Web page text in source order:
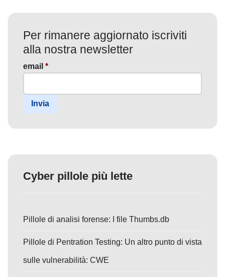
Per rimanere aggiornato iscriviti
alla nostra newsletter
email *
Invia
Cyber pillole più lette
Pillole di analisi forense: I file Thumbs.db
Pillole di Pentration Testing: Un altro punto di vista
sulle vulnerabilità: CWE